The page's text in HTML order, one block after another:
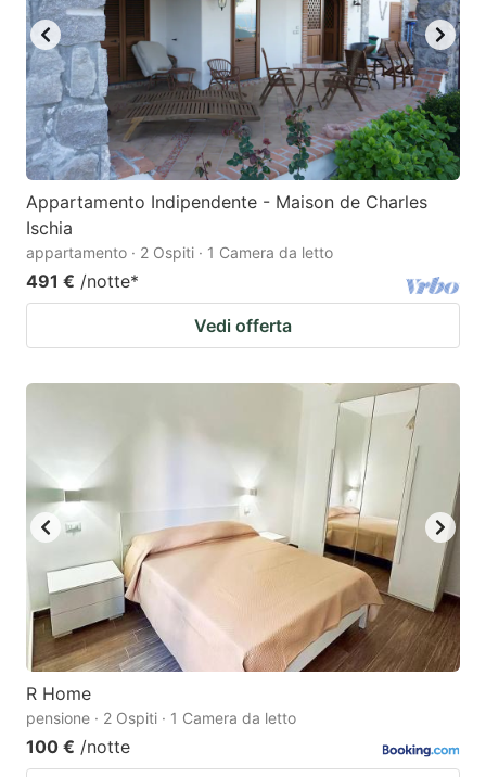
Appartamento Indipendente - Maison de Charles
Ischia
appartamento · 2 Ospiti · 1 Camera da letto
491 € /notte*
Vedi offerta
R Home
pensione · 2 Ospiti · 1 Camera da letto
100 € /notte